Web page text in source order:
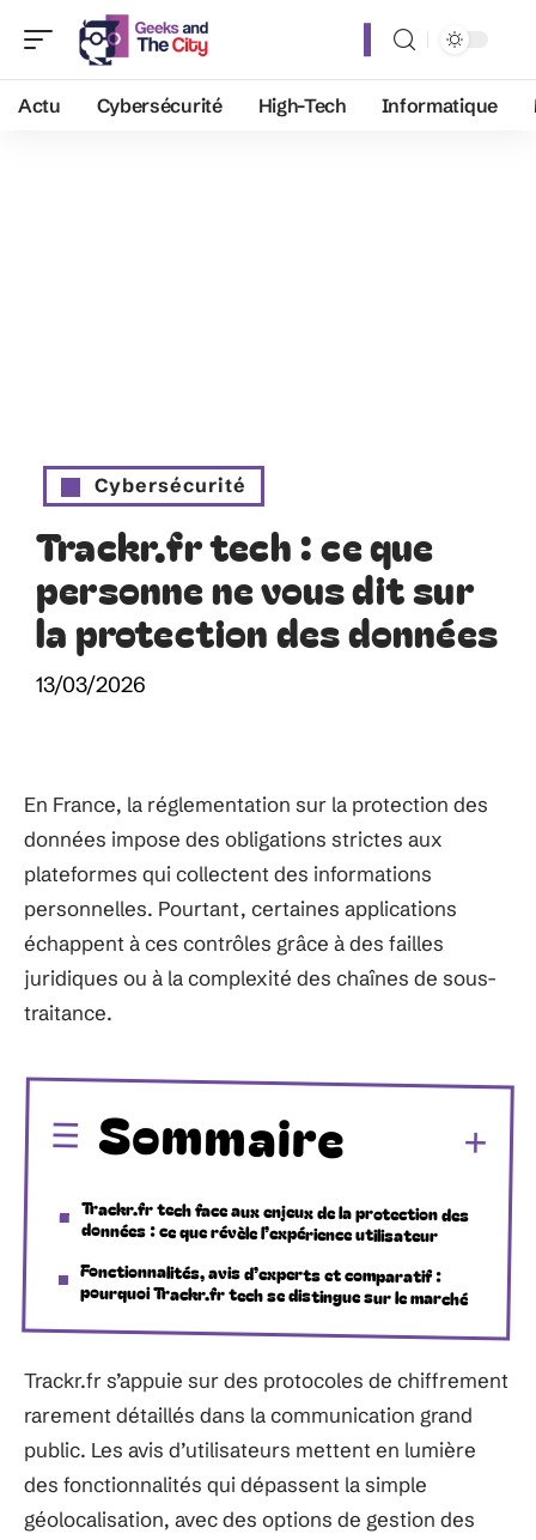
Actu Cybersécurité High-Tech Informatique
Cybersécurité
Trackr.fr tech : ce que
personne ne vous dit sur
la protection des données
13/03/2026
En France, la réglementation sur la protection des
données impose des obligations strictes aux
plateformes qui collectent des informations
personnelles. Pourtant, certaines applications
échappent à ces contrôles grâce à des failles
juridiques ou à la complexité des chaînes de sous-
traitance.
Sommaire
Trackr.fr tech face aux enjeux de la protection des
données : ce que révèle l’expérience utilisateur
Fonctionnalités, avis d’experts et comparatif :
pourquoi Trackr.fr tech se distingue sur le marché
Trackr.fr s’appuie sur des protocoles de chiffrement
rarement détaillés dans la communication grand
public. Les avis d’utilisateurs mettent en lumière
des fonctionnalités qui dépassent la simple
géolocalisation, avec des options de gestion des